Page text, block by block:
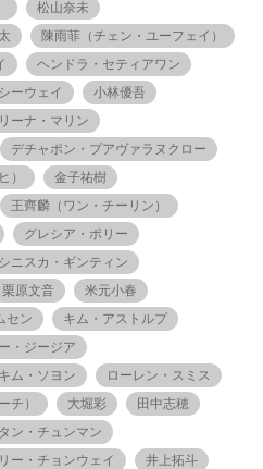
松山奈未
陳雨菲（チェン・ユーフェイ）
ヘンドラ・セティアワン
ーウェイ
小林優吾
ーナ・マリン
デチャポン・プアヴァラヌクロー
）
金子祐樹
王齊麟（ワン・チーリン）
グレシア・ポリー
ニスカ・ギンティン
栗原文音
米元小春
セン
キム・アストルプ
・ジージア
キム・ソヨン
ローレン・スミス
チ） 大堀彩
田中志穂
タン・チュンマン
リー・チョンウェイ
井上拓斗